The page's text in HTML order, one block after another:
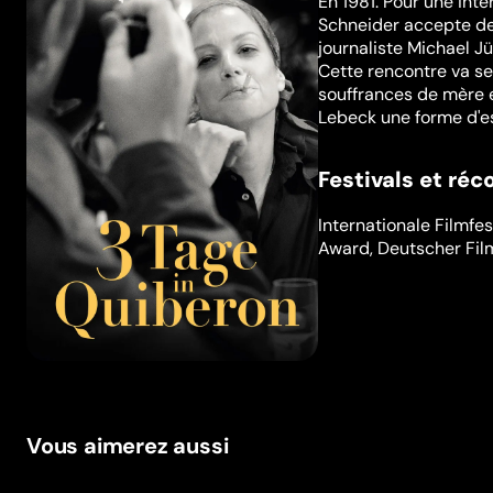
Schneider accepte
journaliste Michael
Cette rencontre va
souffrances de mère
Lebeck une forme
Festivals et
Internationale
Award, Deutscher
Vous aimerez aussi